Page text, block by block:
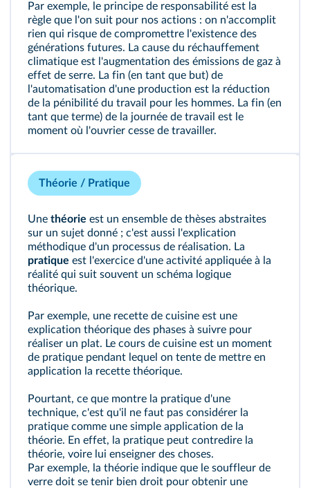
Par exemple, le principe de responsabilité est la
règle que l'on suit pour nos actions : on n'accomplit
rien qui risque de compromettre l'existence des
générations futures. La cause du réchauffement
climatique est l'augmentation des émissions de gaz à
effet de serre. La fin (en tant que but) de
l'automatisation d'une production est la réduction
de la pénibilité du travail pour les hommes. La fin (en
tant que terme) de la journée de travail est le
moment où l'ouvrier cesse de travailler.
Théorie / Pratique
Une théorie est un ensemble de thèses abstraites
sur un sujet donné ; c'est aussi l'explication
méthodique d'un processus de réalisation. La
pratique est l'exercice d'une activité appliquée à la
réalité qui suit souvent un schéma logique
théorique.
Par exemple, une recette de cuisine est une
explication théorique des phases à suivre pour
réaliser un plat. Le cours de cuisine est un moment
de pratique pendant lequel on tente de mettre en
application la recette théorique.
Pourtant, ce que montre la pratique d'une
technique, c'est qu'il ne faut pas considérer la
pratique comme une simple application de la
théorie. En effet, la pratique peut contredire la
théorie, voire lui enseigner des choses.
Par exemple, la théorie indique que le souffleur de
verre doit se tenir bien droit pour obtenir une